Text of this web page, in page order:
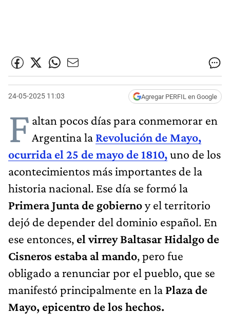
24-05-2025 11:03 Agregar PERFIL en Google
F altan pocos días para conmemorar en
Argentina la Revolución de Mayo,
ocurrida el 25 de mayo de 1810,uno de los
acontecimientos más importantes de la
historia nacional. Ese día se formó la
Primera Junta de gobiernoy el territorio
dejó de depender del dominio español. En
ese entonces, el virrey Baltasar Hidalgo de
Cisneros estaba al mando, pero fue
obligado a renunciar por el pueblo, que se
manifestó principalmente en la Plaza de
Mayo, epicentro de los hechos.